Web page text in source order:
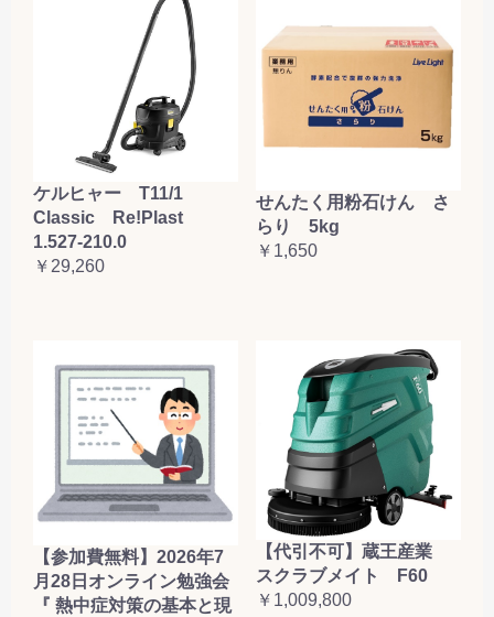
ケルヒャー T11/1
Classic Re!Plast
1.527-210.0
￥29,260
せんたく用粉石けん さ
らり 5kg
￥1,650
【参加費無料】2026年7
月28日オンライン勉強会
『 熱中症対策の基本と現
【代引不可】蔵王産業
スクラブメイト F60
￥1,009,800